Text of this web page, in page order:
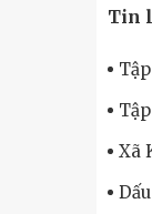
Tin
Xã